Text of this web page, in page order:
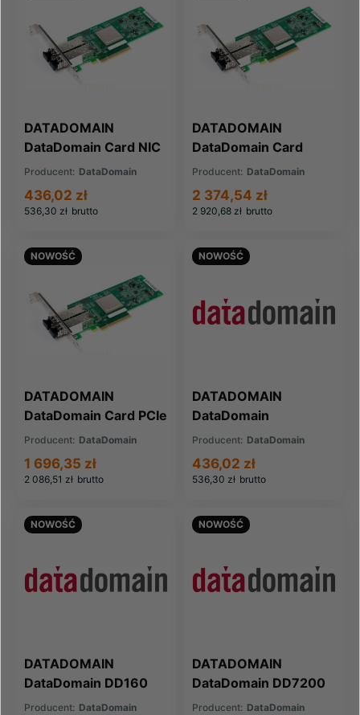
DATADOMAIN
DataDomain Card NIC
Gbe PCIe 2 Port
Copper TX (X-1G-
2PC-G)
Producent: DataDomain
536,30 zł brutto
436,02 zł
DATADOMAIN
DataDomain Card
NVRAM BBU IO (X-
4UB-MNVBB)
Producent: DataDomain
2 920,68 zł brutto
2 374,54 zł
DATADOMAIN
DataDomain Card PCIe
4Gb 2 Port (X-4G-FC-
Producent: DataDomain
2 086,51 zł brutto
1 696,35 zł
NOWOŚĆ
DATADOMAIN
DataDomain
Controller ES20
CTL)
Producent: DataDomain
536,30 zł brutto
436,02 zł
NOWOŚĆ
DATADOMAIN
DataDomain DD160
storage sys 12 500GB
Producent: DataDomain
NOWOŚĆ
DATADOMAIN
DataDomain DD7200
storage system
Producent: DataDomain
NOWOŚĆ